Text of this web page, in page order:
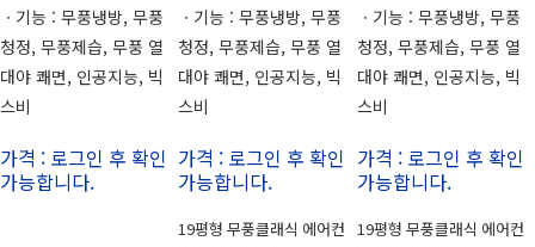
ㆍ기능 : 무풍냉방, 무풍
청정, 무풍제습, 무풍 열
대야 쾌면, 인공지능, 빅
스비
가격 : 로그인 후 확인
가능합니다.
ㆍ기능 : 무풍냉방, 무풍
청정, 무풍제습, 무풍 열
대야 쾌면, 인공지능, 빅
스비
가격 : 로그인 후 확인
가능합니다.
19평형 무풍클래식 에어컨
ㆍ기능 : 무풍냉방, 무풍
청정, 무풍제습, 무풍 열
대야 쾌면, 인공지능, 빅
스비
가격 : 로그인 후 확인
가능합니다.
19평형 무풍클래식 에어컨